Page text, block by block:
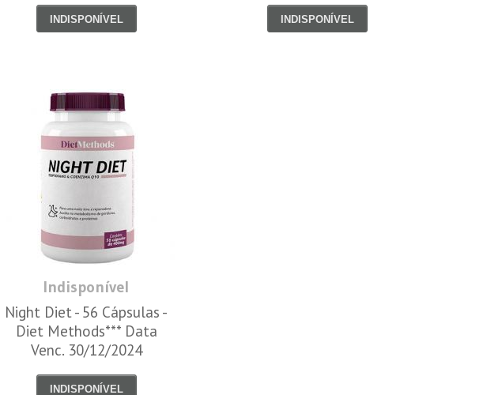
INDISPONÍVEL INDISPONÍVEL
Indisponível
Night Diet - 56 Cápsulas -
Diet Methods*** Data
Venc. 30/12/2024
INDISPONÍVEL